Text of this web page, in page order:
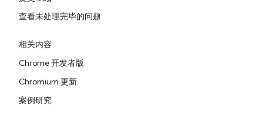
查看未处理完毕的问题
相关内容
Chrome 开发者版
Chromium 更新
案例研究